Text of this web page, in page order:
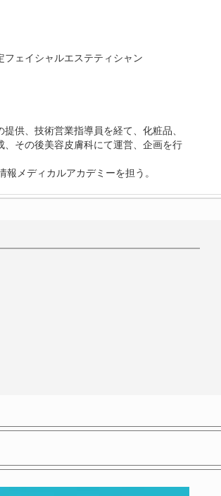
フェイシャルエステティシャン
供、技術営業指導員を経て、化粧品、
その後美容皮膚科にて運営、企画を行
メディカルアカデミーを担う。